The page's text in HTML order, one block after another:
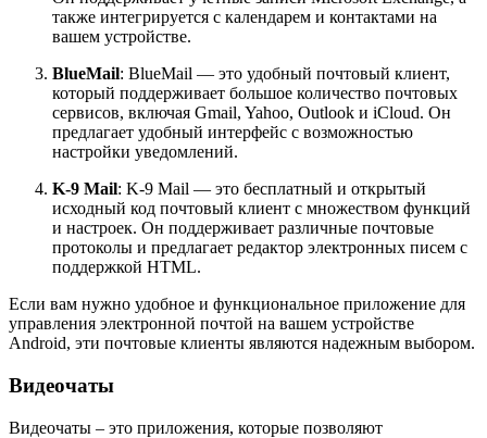
также интегрируется с календарем и контактами на
вашем устройстве.
BlueMail: BlueMail — это удобный почтовый клиент,
который поддерживает большое количество почтовых
сервисов, включая Gmail, Yahoo, Outlook и iCloud. Он
предлагает удобный интерфейс с возможностью
настройки уведомлений.
K-9 Mail: K-9 Mail — это бесплатный и открытый
исходный код почтовый клиент с множеством функций
и настроек. Он поддерживает различные почтовые
протоколы и предлагает редактор электронных писем с
поддержкой HTML.
Если вам нужно удобное и функциональное приложение для
управления электронной почтой на вашем устройстве
Android, эти почтовые клиенты являются надежным выбором.
Видеочаты
Видеочаты – это приложения, которые позволяют